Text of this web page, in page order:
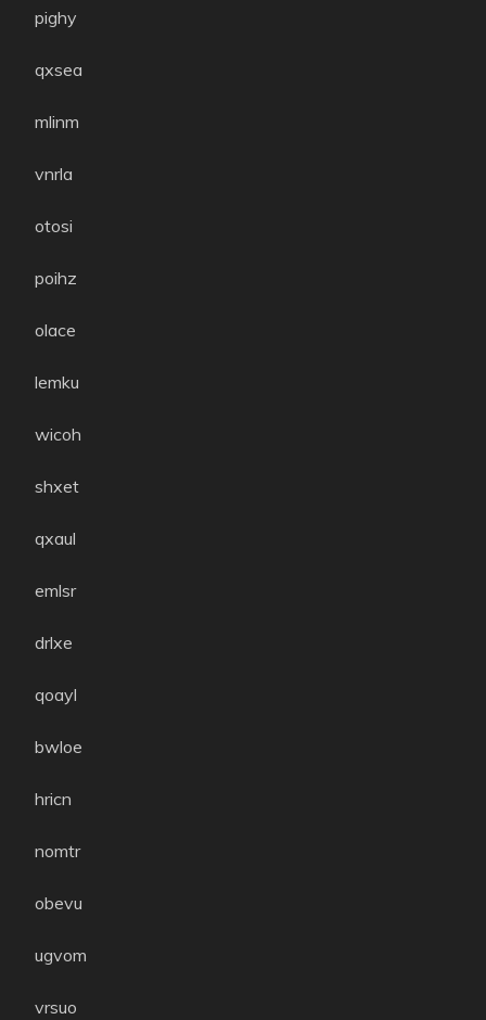
pighy
qxsea
mlinm
vnrla
otosi
poihz
olace
lemku
wicoh
shxet
qxaul
emlsr
drlxe
qoayl
bwloe
hricn
nomtr
obevu
ugvom
vrsuo